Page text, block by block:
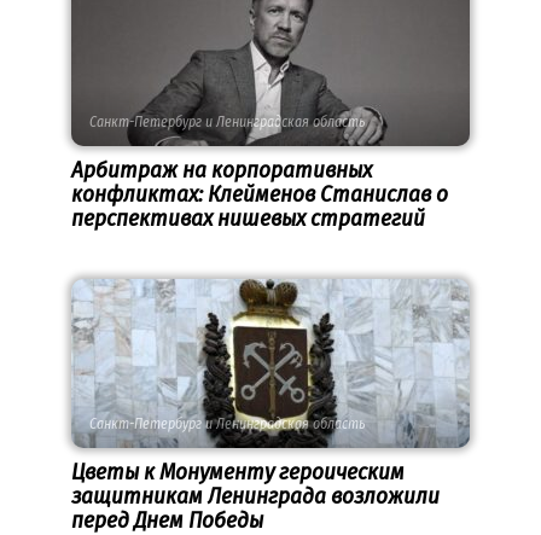
Санкт-Петербург и Ленинградская область
Арбитраж на корпоративных
конфликтах: Клейменов Станислав о
перспективах нишевых стратегий
Санкт-Петербург и Ленинградская область
Цветы к Монументу героическим
защитникам Ленинграда возложили
перед Днем Победы